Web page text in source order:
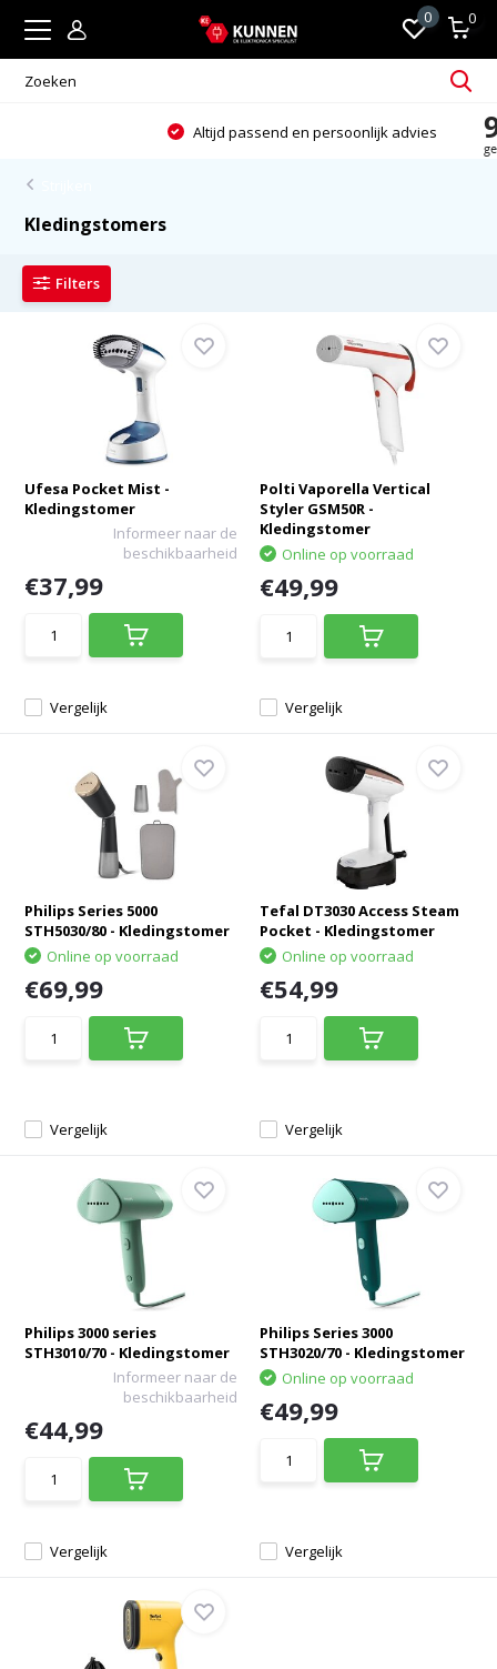
0 0
Altijd passend en persoonlijk advies
Kledingstomers
Filters
Ufesa Pocket Mist -
Kledingstomer
Vergelijk
Informeer naar de
beschikbaarheid
€37,99
Polti Vaporella Vertical
Styler GSM50R -
Kledingstomer
Vergelijk
Online op voorraad
€49,99
Philips Series 5000
STH5030/80 - Kledingstomer
Vergelijk
Online op voorraad
€69,99
Tefal DT3030 Access Steam
Pocket - Kledingstomer
Vergelijk
Online op voorraad
€54,99
Philips 3000 series
STH3010/70 - Kledingstomer
Vergelijk
Informeer naar de
beschikbaarheid
€44,99
Philips Series 3000
STH3020/70 - Kledingstomer
Vergelijk
Online op voorraad
€49,99